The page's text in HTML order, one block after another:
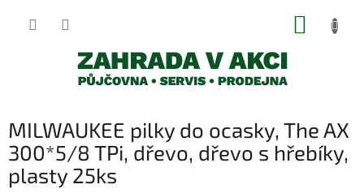
MILWAUKEE pilky do ocasky, The AX
300*5/8 TPi, dřevo, dřevo s hřebíky,
plasty 25ks